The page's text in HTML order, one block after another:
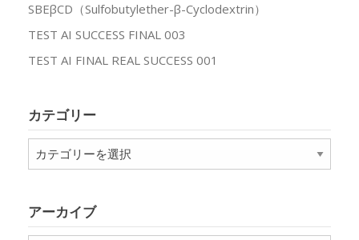
SBEβCD（Sulfobutylether-β-Cyclodextrin）
TEST AI SUCCESS FINAL 003
TEST AI FINAL REAL SUCCESS 001
カテゴリー
テ
ー
アーカイブ